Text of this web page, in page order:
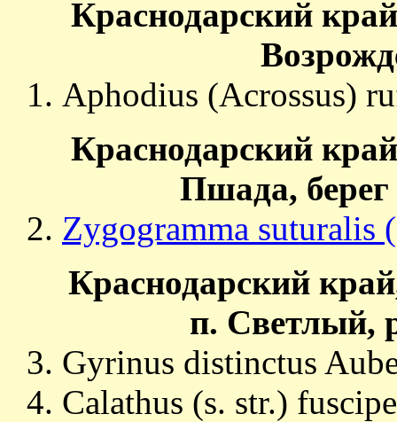
Краснодарский
Aphodius (Acrossus)
Краснодарский
Пшада,
Zygogramma suturalis
Краснодарский
п. Светлый,
Gyrinus distinctus
Calathus (s. str.)